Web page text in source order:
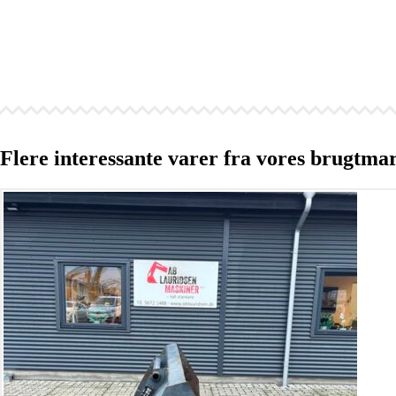
Flere interessante varer fra vores